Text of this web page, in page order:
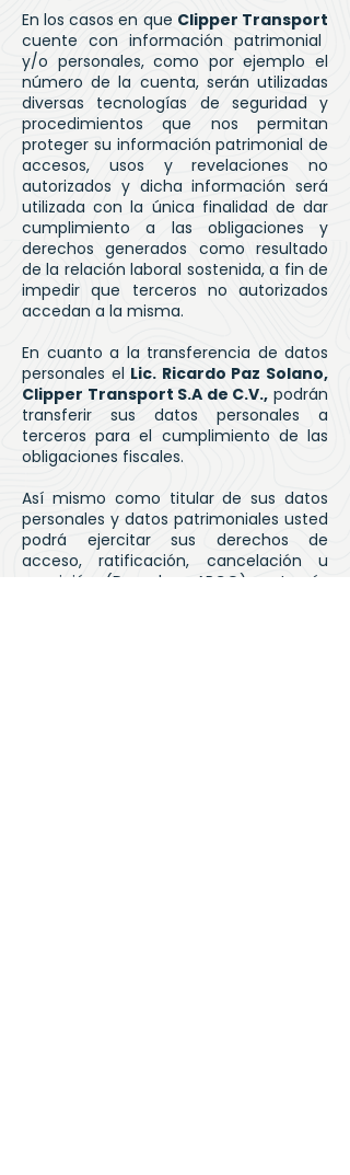
En los casos en que Clipper Transport
cuente con información patrimonial
y/o personales, como por ejemplo el
número de la cuenta, serán utilizadas
diversas tecnologías de seguridad y
procedimientos que nos permitan
proteger su información patrimonial de
accesos, usos y revelaciones no
autorizados y dicha información será
utilizada con la única finalidad de dar
cumplimiento a las obligaciones y
derechos generados como resultado
de la relación laboral sostenida, a fin de
impedir que terceros no autorizados
accedan a la misma.
En cuanto a la transferencia de datos
personales el Lic. Ricardo Paz Solano,
Clipper Transport S.A de C.V., podrán
transferir sus datos personales a
terceros para el cumplimiento de las
obligaciones fiscales.
Así mismo como titular de sus datos
personales y datos patrimoniales usted
podrá ejercitar sus derechos de
acceso, ratificación, cancelación u
oposición (Derechos ARCO), a través